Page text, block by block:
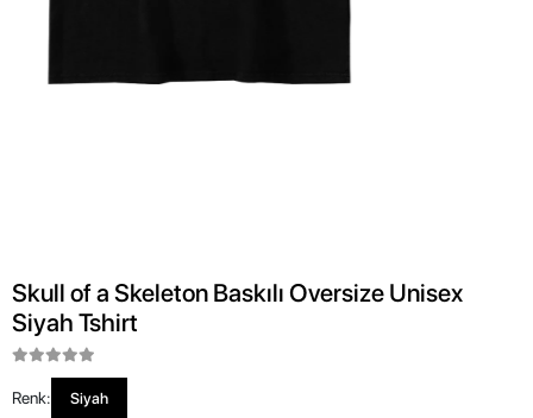
Skull of a Skeleton Baskılı Oversize Unisex
Siyah Tshirt
Renk: Siyah